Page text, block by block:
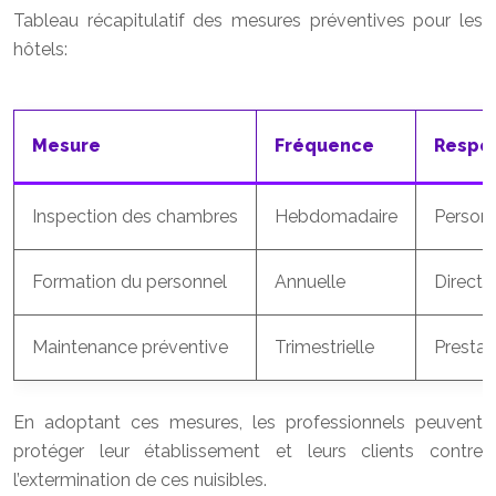
Tableau récapitulatif des mesures préventives pour les
hôtels:
Mesure Fréquence
Inspection des chambres Hebdomadaire
Formation du personnel Annuelle
Maintenance préventive Trimestrielle
En adoptant ces mesures, les professionnels peuvent
protéger leur établissement et leurs clients contre
l’extermination de ces nuisibles.